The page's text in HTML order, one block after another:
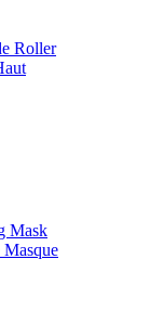
Roller
Mask